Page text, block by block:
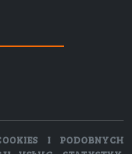
I PODOBNYCH